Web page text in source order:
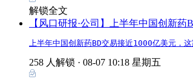
解锁全文
【风口研报·公司】上半年中国创新
上半年中国创新药BD交易接近1000亿美元，
258 人解锁 · 08-07 10:18 星期五